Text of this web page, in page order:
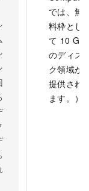
では、無
料枠とし
て 10 GB
のディス
ク領域が
提供され
ます。）